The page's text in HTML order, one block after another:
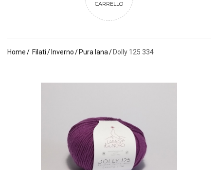
CARRELLO
Home Filati Inverno Pura lana Dolly 125 334